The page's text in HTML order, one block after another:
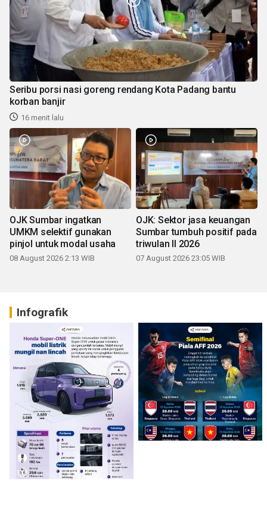
Seribu porsi nasi goreng rendang Kota Padang bantu
korban banjir
16 menit lalu
OJK Sumbar ingatkan
UMKM selektif gunakan
pinjol untuk modal usaha
08 August 2026 2:13 WIB
OJK: Sektor jasa keuangan
Sumbar tumbuh positif pada
triwulan II 2026
07 August 2026 23:05 WIB
Infografik